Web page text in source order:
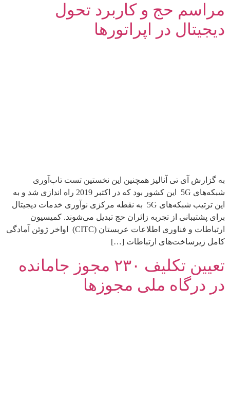
مراسم حج و کاربرد تحول
دیجیتال در اپراتورها
به گزارش آی تی آنالیز همچنین این نخستین تست تاب‌آوری
شبکه‌های 5G این کشور بود که در اکتبر 2019 راه اندازی شد و به
این ترتیب شبکه‌های 5G به نقطه مرکزی نوآوری خدمات دیجیتال
برای پشتیبانی از تجربه زائران حج تبدیل می‌شوند. کمیسیون
ارتباطات و فناوری اطلاعات عربستان (CITC) اواخر ژوئن آمادگی
کامل زیرساخت‌های ارتباطات […]
تعیین تکلیف ۲۳۰ مجوز جامانده
در درگاه ملی مجوزها